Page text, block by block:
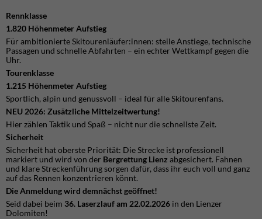
Rennklasse
1.820 Höhenmeter Aufstieg
Für ambitionierte Skitourenläufer:innen: steile Anstiege, technische
Passagen und schnelle Abfahrten – ein echter Wettkampf gegen die
Uhr.
Tourenklasse
1.215 Höhenmeter Aufstieg
Sportlich, alpin und genussvoll – ideal für alle Skitourenfans.
NEU 2026: Zusätzliche Mittelzeitwertung!
Hier zählen Taktik und Spaß – nicht nur die schnellste Zeit.
Sicherheit
Sicherheit hat oberste Priorität: Die Strecke ist professionell
markiert und wird von der Bergrettung Lienz abgesichert. Fahnen
und klare Streckenführung sorgen dafür, dass ihr euch voll und ganz
auf das Rennen konzentrieren könnt.
Die Anmeldung wird demnächst geöffnet!
Seid dabei beim 36. Laserzlauf am 22.02.2026 in den Lienzer
Dolomiten!